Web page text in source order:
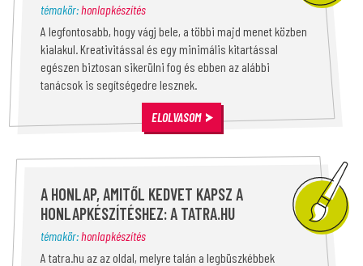
témakör:honlapkészítés
A legfontosabb, hogy vágj bele, a többi majd menet közben
kialakul. Kreativitással és egy minimális kitartással
egészen biztosan sikerülni fog és ebben az alábbi
tanácsok is segítségedre lesznek.
ELOLVASOM
A HONLAP, AMITŐL KEDVET KAPSZ A
HONLAPKÉSZÍTÉSHEZ: A TATRA.HU
témakör:honlapkészítés
A tatra.hu az az oldal, melyre talán a legbüszkébbek